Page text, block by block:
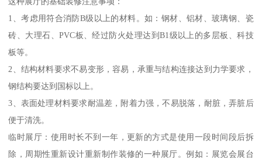
1、考虑用符合消防B级以上的材料。如：钢材、铝材、玻璃钢、瓷
砖、大理石、PVC板、经过防火处理达到B1级以上的多层板、科技
板等。
2、结构材料要求不易变形，容易，承重与结构连接达到力学要求，
钢结构要达到国标以上。
3、表面处理材料要求耐温差，附着力强，不易脱落，耐脏，弄脏后
便于清洗。
临时展厅：使用时长不到一年，更新的方式是使用一段时间段后拆
除，周期性重新设计重新制作装修的一种展厅。例如：展览会展台